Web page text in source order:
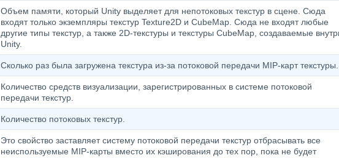
Объем памяти, который Unity выделяет для непотоковых текстур в сцене. Сюда
входят только экземпляры текстур Texture2D и CubeMap. Сюда не входят любые
другие типы текстур, а также 2D-текстуры и текстуры CubeMap, создаваемые
Unity.
Сколько раз была загружена текстура из-за потоковой передачи MIP-карт текстуры.
Количество средств визуализации, зарегистрированных в системе потоковой
передачи текстур.
Количество потоковых текстур.
Это свойство заставляет систему потоковой передачи текстур отбрасывать все
неиспользуемые MIP-карты вместо их кэширования до тех пор, пока не будет